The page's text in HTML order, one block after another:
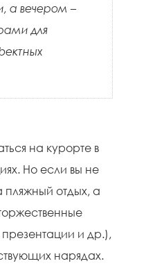
а вечером –
для
на курорте в
Но если вы не
пляжный отдых, а
и др.),
нарядах.